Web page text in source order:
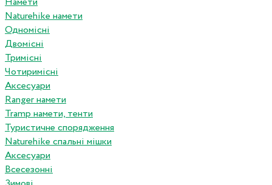
Naturehike намети
Одномісні
Двомісні
Тримісні
Чотиримісні
Аксесуари
Ranger намети
Tramp намети, тенти
Туристичне спорядження
Naturehike спальні мішки
Аксесуари
Всесезонні